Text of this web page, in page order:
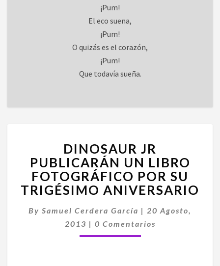
¡Pum!
El eco suena,
¡Pum!
O quizás es el corazón,
¡Pum!
Que todavía sueña.
JR
PUBLICARÁN
UN
LIBRO
FOTOGRÁFICO
SU
TRIGÉSIMO
ANIVERSARIO
DINOSAUR JR
PUBLICARÁN UN LIBRO
FOTOGRÁFICO POR SU
TRIGÉSIMO ANIVERSARIO
By Samuel Cerdera García | 20 Agosto,
2013 | Comentarios
0 Comentarios